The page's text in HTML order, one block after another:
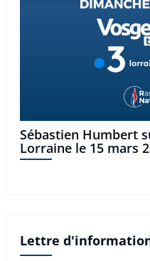
Sébastien Humbert
Lorraine le 15 mars
Lettre